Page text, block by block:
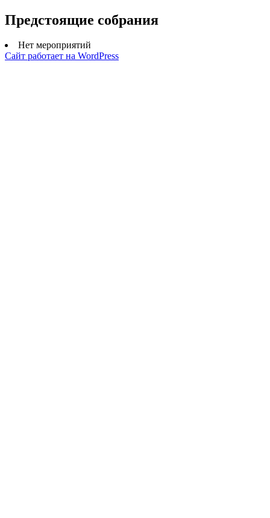
Предстоящие собрания
Нет мероприятий
Сайт работает на WordPress